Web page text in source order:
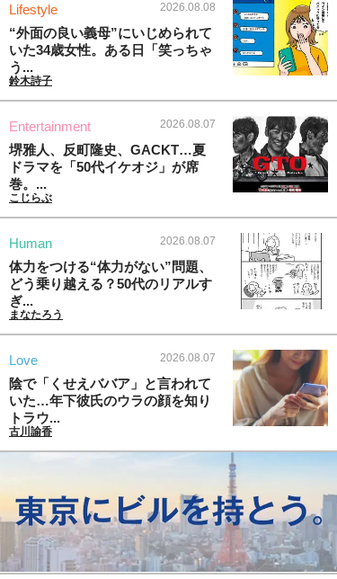
Lifestyle 2026.08.08
“外面の良い義母”にいじめられて
いた34歳女性。ある日「笑っちゃ
う...
鈴木詩子
Entertainment 2026.08.07
堺雅人、反町隆史、GACKT…夏
ドラマを「50代イケオジ」が席
巻。...
こじらぶ
Human 2026.08.07
体力をつける“体力がない”問題、
どう乗り越える？50代のリアルす
ぎ...
まなたろう
Love 2026.08.07
陰で「くせえババア」と言われて
いた…年下彼氏のウラの顔を知り
トラウ...
古川諭香